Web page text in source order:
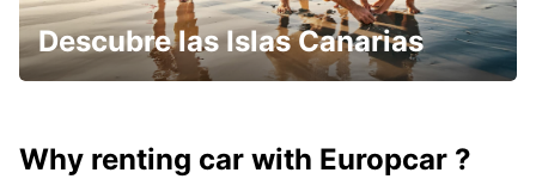
Descubre las Islas Canarias
Why renting car with Europcar ?